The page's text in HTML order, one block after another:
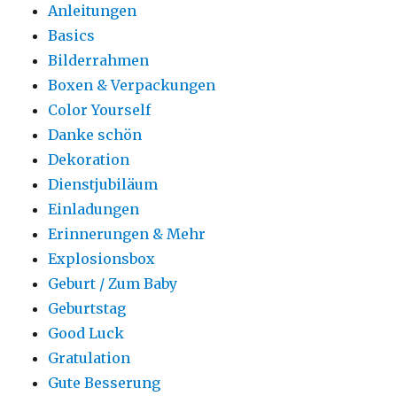
Anleitungen
Basics
Bilderrahmen
Boxen & Verpackungen
Color Yourself
Danke schön
Dekoration
Dienstjubiläum
Einladungen
Erinnerungen & Mehr
Explosionsbox
Geburt / Zum Baby
Geburtstag
Good Luck
Gratulation
Gute Besserung